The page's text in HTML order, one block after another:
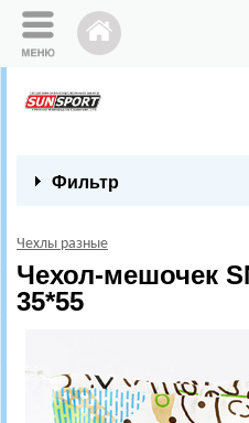
Фильтр
Чехлы разные
Чехол-мешочек
35*55